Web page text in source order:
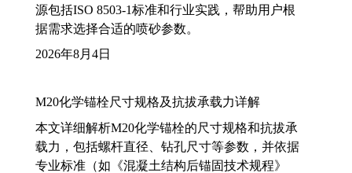
源包括ISO 8503-1标准和行业实践，帮助用户根
据需求选择合适的喷砂参数。
2026年8月4日
M20化学锚栓尺寸规格及抗拔承载力详解
本文详细解析M20化学锚栓的尺寸规格和抗拔承
载力，包括螺杆直径、钻孔尺寸等参数，并依据
专业标准（如《混凝土结构后锚固技术规程》